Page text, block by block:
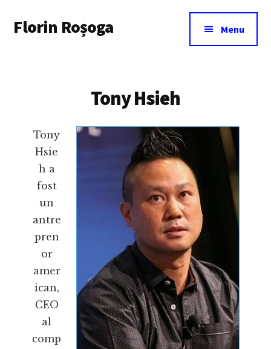
main
menu
Florin Roșoga Menu
Tony Hsieh
Tony
Hsie
h a
fost
un
antre
pren
or
amer
ican,
CEO
al
comp